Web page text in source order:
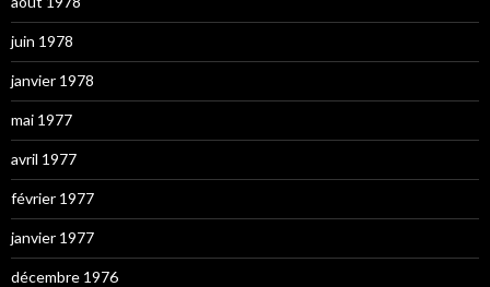
juin 1978
janvier 1978
mai 1977
avril 1977
février 1977
janvier 1977
décembre 1976